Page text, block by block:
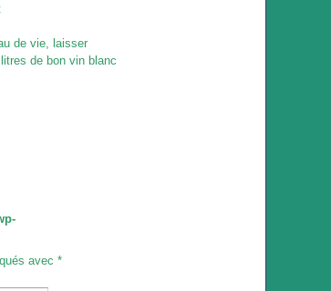
de vie, laisser
de bon vin blanc
avec *